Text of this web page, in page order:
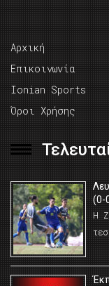
Αρχική
Επικοινωνία
Ionian Sports
Όροι Χρήσης
(0-
Η